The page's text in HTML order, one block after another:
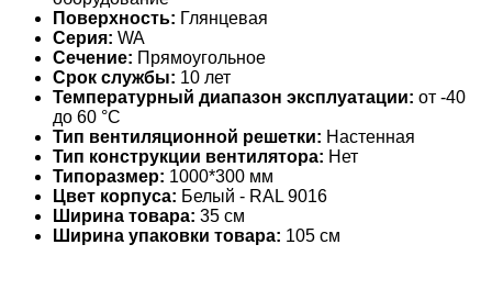
Поверхность: Глянцевая
Серия: WA
Сечение: Прямоугольное
Срок службы: 10 лет
Температурный диапазон эксплуатации: от -40
до 60 °С
Тип вентиляционной решетки: Настенная
Тип конструкции вентилятора: Нет
Типоразмер: 1000*300 мм
Цвет корпуса: Белый - RAL 9016
Ширина товара: 35 см
Ширина упаковки товара: 105 см